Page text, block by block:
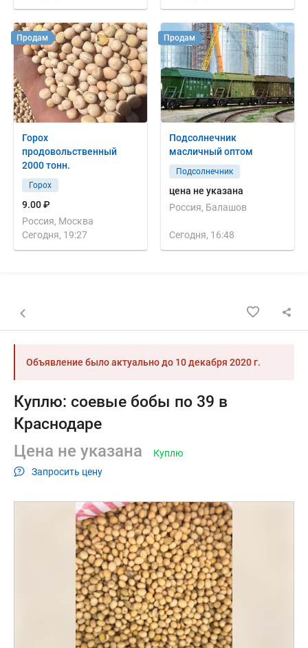
Горох
продовольственный
2000 тонн.
Горох
9.00 ₽
Россия, Москва
Сегодня, 19:27
Продам
Подсолнечник
масличный оптом
Подсолнечник
цена не указана
Россия, Балашов
Сегодня, 16:48
Продам
Назад к списку объявлений
Объявление было актуально до 10 декабря 2020 г.
Куплю: соевые бобы по 39 в
Краснодаре
Цена не указана
Запросить цену
Куплю